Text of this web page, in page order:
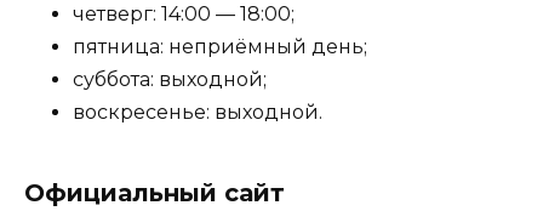
четверг: 14:00 — 18:00;
пятница: неприёмный день;
суббота: выходной;
воскресенье: выходной.
Официальный сайт